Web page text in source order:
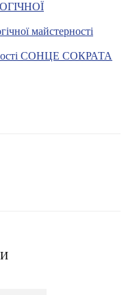
майстерності
СОНЦЕ СОКРАТА